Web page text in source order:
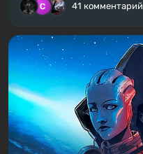
41 комментарий